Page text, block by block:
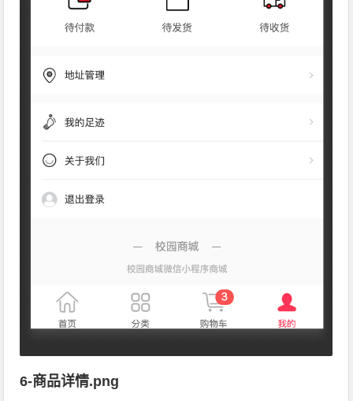
6-商品详情.png